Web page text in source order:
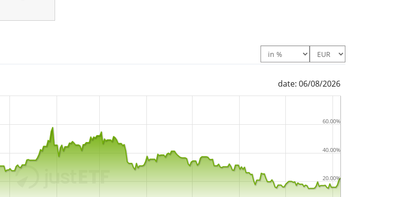
date: 06/08/2026
20.00%
40.00%
60.00%